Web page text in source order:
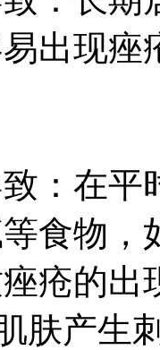
出现痤
在平
食物，
疮的出
肤产生